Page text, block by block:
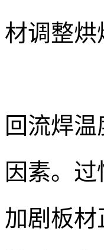
材调整
回流焊
因素。
加剧板